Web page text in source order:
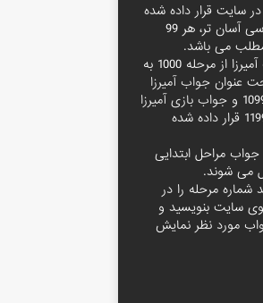
در سایت قرار داده شده
است و برای دسترسی آسان تر، هر 99
می باشد.
به طور مثل جواب آمیرزا از مرحله 1000 به
عنوان جواب آمیرزا
و جواب بازی آمیرزا
قرار داده شده
مراحل ابتدایی
می شوند.
مرحله را در
سایت بنویسید و
مورد نظر نمایش